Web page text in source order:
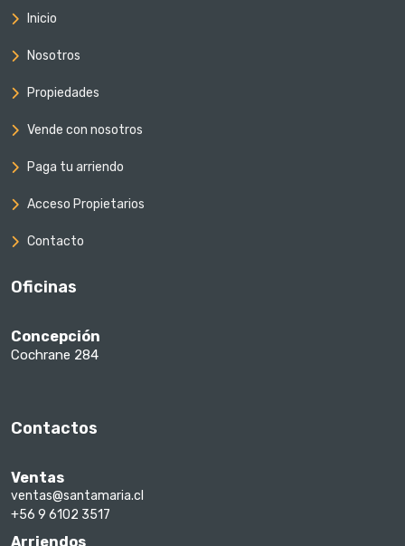
Inicio
Nosotros
Propiedades
Vende con nosotros
Paga tu arriendo
Acceso Propietarios
Contacto
Oficinas
Concepción
Cochrane 284
Contactos
Ventas
ventas@santamaria.cl
+56 9 6102 3517
Arriendos